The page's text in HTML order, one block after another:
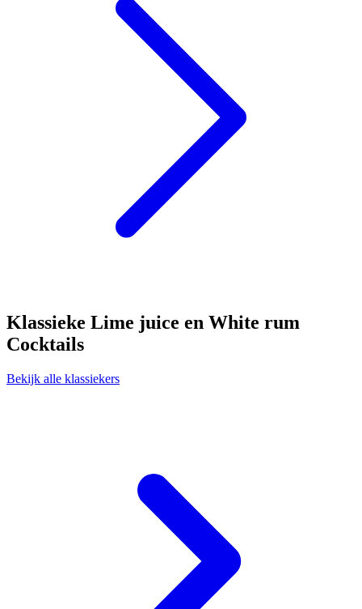
Klassieke Lime juice en White rum
Cocktails
Bekijk alle klassiekers